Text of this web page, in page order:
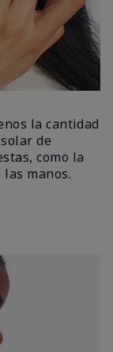
la cantidad
de
como la
manos.